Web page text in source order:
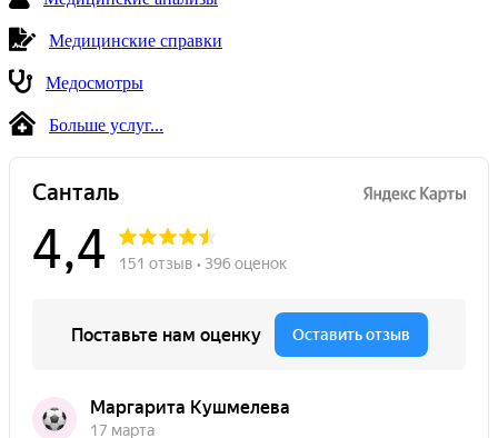
Медицинские справки
Медосмотры
Больше услуг...